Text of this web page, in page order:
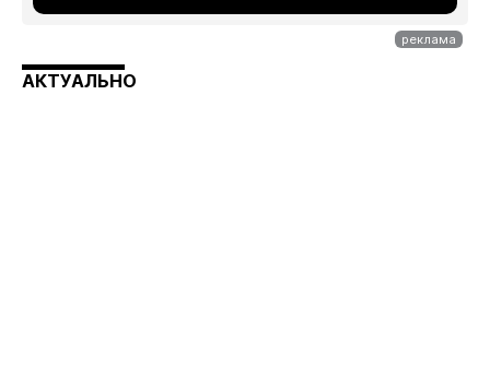
АКТУАЛЬНО